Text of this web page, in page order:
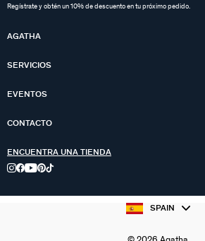
Regístrate y obtén un 10% de descuento en tu próximo pedido.
AGATHA
SERVICIOS
EVENTOS
CONTACTO
ENCUENTRA UNA TIENDA
SPAIN